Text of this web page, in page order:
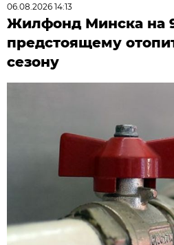
06.08.2026 14:13
Жилфонд Минска на
предстоящему
сезону